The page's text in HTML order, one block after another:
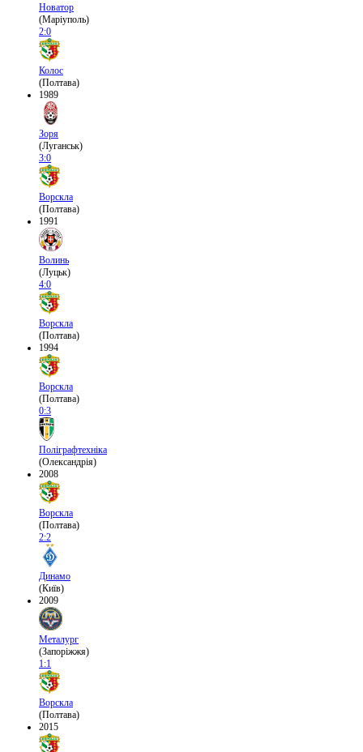
Новатор
(Маріуполь)
2:0
Колос
(Полтава)
1989
Зоря
(Луганськ)
3:0
Ворскла
(Полтава)
1991
Волинь
(Луцьк)
4:0
Ворскла
(Полтава)
1994
Ворскла
(Полтава)
0:3
Поліграфтехніка
(Олександрія)
2008
Ворскла
(Полтава)
2:2
Динамо
(Київ)
2009
Металург
(Запоріжжя)
1:1
Ворскла
(Полтава)
2015